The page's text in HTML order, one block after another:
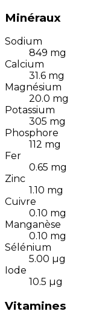
Minéraux
Sodium
849 mg
Calcium
31.6 mg
Magnésium
20.0 mg
Potassium
305 mg
Phosphore
112 mg
Fer
0.65 mg
Zinc
1.10 mg
Cuivre
0.10 mg
Manganèse
0.10 mg
Sélénium
5.00 µg
Iode
10.5 µg
Vitamines